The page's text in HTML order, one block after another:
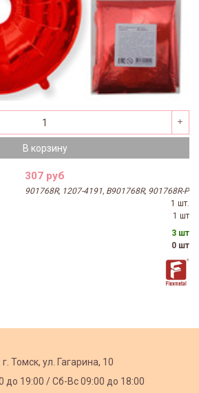
В корзину
307 руб
901768R, 1207-4191, B901768R, 901768R-P
1 шт.
1 шт
3 шт
0 шт
г. Томск, ул. Гагарина, 10
до 19:00 /Сб-Вс 09:00 до 18:00